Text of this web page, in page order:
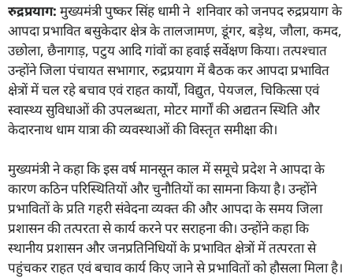
रुद्रप्रयाग: मुख्यमंत्री पुष्कर सिंह धामी ने शनिवार को जनपद रुद्रप्रयाग के
आपदा प्रभावित बसुकेदार क्षेत्र के तालजामण, डूंगर, बड़ेथ, जौला, कमद,
उछोला, छैनागाड़, पटुय आदि गांवों का हवाई सर्वेक्षण किया। तत्पश्चात
उन्होंने जिला पंचायत सभागार, रुद्रप्रयाग में बैठक कर आपदा प्रभावित
क्षेत्रों में चल रहे बचाव एवं राहत कार्यों, विद्युत, पेयजल, चिकित्सा एवं
स्वास्थ्य सुविधाओं की उपलब्धता, मोटर मार्गों की अद्यतन स्थिति और
केदारनाथ धाम यात्रा की व्यवस्थाओं की विस्तृत समीक्षा की।
मुख्यमंत्री ने कहा कि इस वर्ष मानसून काल में समूचे प्रदेश ने आपदा के
कारण कठिन परिस्थितियों और चुनौतियों का सामना किया है। उन्होंने
प्रभावितों के प्रति गहरी संवेदना व्यक्त की और आपदा के समय जिला
प्रशासन की तत्परता से कार्य करने पर सराहना की। उन्होंने कहा कि
स्थानीय प्रशासन और जनप्रतिनिधियों के प्रभावित क्षेत्रों में तत्परता से
पहुंचकर राहत एवं बचाव कार्य किए जाने से प्रभावितों को हौसला मिला है।